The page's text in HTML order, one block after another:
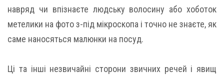
навряд чи впізнаєте людську волосину або хоботок
метелики на фото з-під мікроскопа і точно не знаєте, як
саме наносяться малюнки на посуд.
Ці та інші незвичайні сторони звичних речей і явищ